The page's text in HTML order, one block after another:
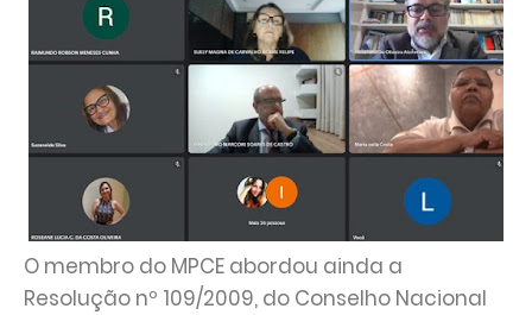
O membro do MPCE abordou ainda a
Resolução nº 109/2009, do Conselho Nacional